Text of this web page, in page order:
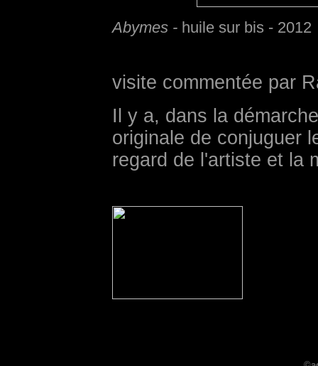
Abymes - huile sur bis - 2012
visite commentée par
Il y a, dans la
originale de conjuguer
regard de l'artiste et la